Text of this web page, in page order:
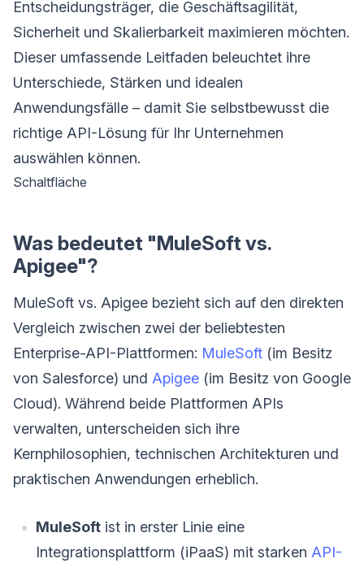
Entscheidungsträger, die Geschäftsagilität,
Sicherheit und Skalierbarkeit maximieren möchten.
Dieser umfassende Leitfaden beleuchtet ihre
Unterschiede, Stärken und idealen
Anwendungsfälle – damit Sie selbstbewusst die
richtige API-Lösung für Ihr Unternehmen
auswählen können.
Schaltfläche
Was bedeutet "MuleSoft vs.
Apigee"?
MuleSoft vs. Apigee bezieht sich auf den direkten
Vergleich zwischen zwei der beliebtesten
Enterprise-API-Plattformen: MuleSoft (im Besitz
von Salesforce) und Apigee (im Besitz von Google
Cloud). Während beide Plattformen APIs
verwalten, unterscheiden sich ihre
Kernphilosophien, technischen Architekturen und
praktischen Anwendungen erheblich.
MuleSoft ist in erster Linie eine
Integrationsplattform (iPaaS) mit starken API-